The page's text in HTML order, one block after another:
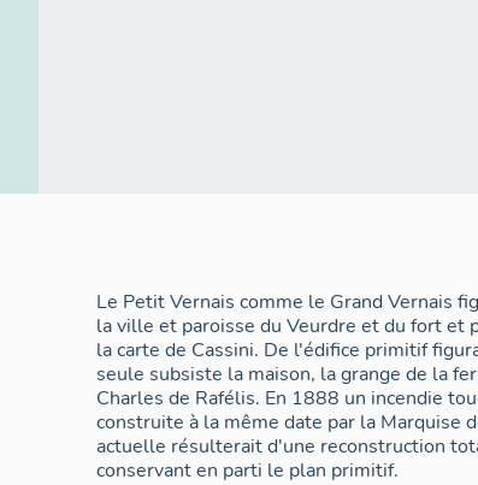
Le Petit Vernais comme le Grand Vernais
la ville et paroisse du Veurdre et du fort et
la carte de Cassini. De l'édifice primitif
seule subsiste la maison, la grange de la
Charles de Rafélis. En 1888 un incendie
construite à la même date par la Marquise
actuelle résulterait d'une reconstruction
conservant en parti le plan primitif.